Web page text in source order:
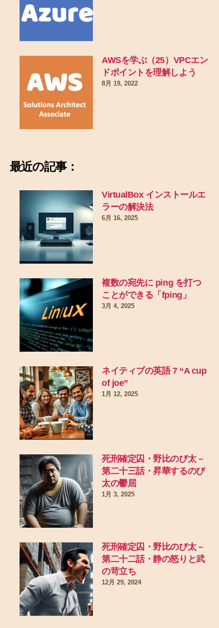
AWSを学ぶ（25）VPCエン
ドポイントを理解しよう
8月 19, 2022
最近の記事：
VirtualBox インストールエ
ラーの解決法
6月 16, 2025
複数の宛先に ping を打つ
ことができる「fping」
3月 4, 2025
ネイティブの英語 7 “A cup
of joe”
1月 12, 2025
死刑確定囚・野比のび太 –
第二十三話・昇華するのび
太の鬱屈
1月 3, 2025
死刑確定囚・野比のび太 –
第二十二話・静の怒りと武
の苛立ち
12月 29, 2024